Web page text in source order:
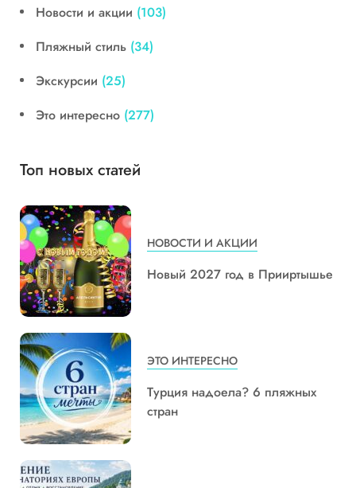
Новости и акции (103)
Пляжный стиль (34)
Экскурсии (25)
Это интересно (277)
Топ новых статей
НОВОСТИ И АКЦИИ
Новый 2027 год в Прииртышье
ЭТО ИНТЕРЕСНО
Турция надоела? 6 пляжных
стран